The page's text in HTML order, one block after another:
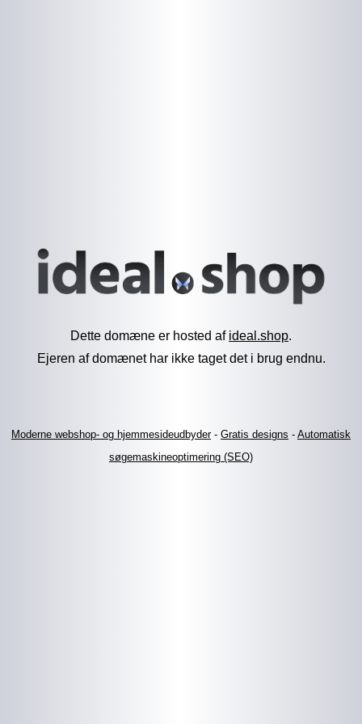
Dette domæne er hosted af ideal.shop.
Ejeren af domænet har ikke taget det i brug endnu.
Moderne webshop- og hjemmesideudbyder- Gratis designs - Automatisk
søgemaskineoptimering (SEO)